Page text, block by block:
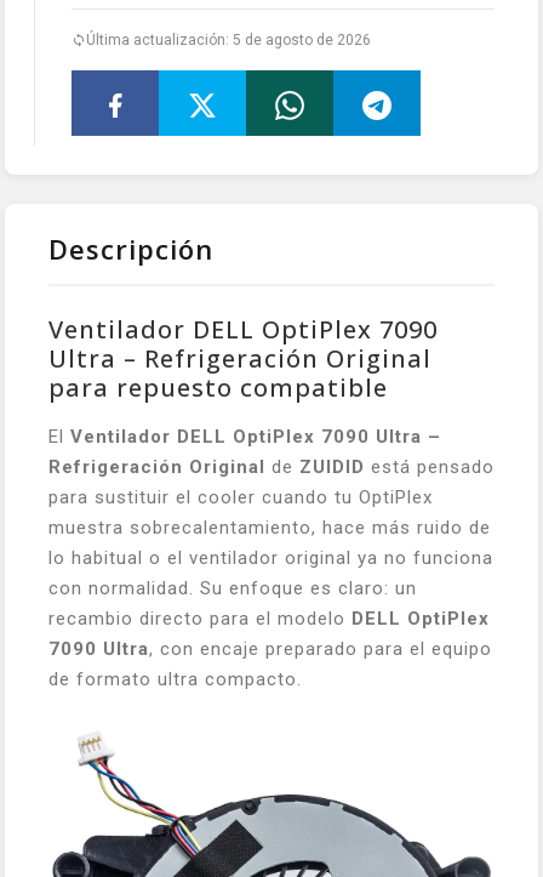
Última actualización: 5 de agosto de 2026
Descripción
Ventilador DELL OptiPlex 7090
Ultra – Refrigeración Original
para repuesto compatible
El Ventilador DELL OptiPlex 7090 Ultra –
Refrigeración Original de ZUIDID está pensado
para sustituir el cooler cuando tu OptiPlex
muestra sobrecalentamiento, hace más ruido de
lo habitual o el ventilador original ya no funciona
con normalidad. Su enfoque es claro: un
recambio directo para el modelo DELL OptiPlex
7090 Ultra, con encaje preparado para el equipo
de formato ultra compacto.